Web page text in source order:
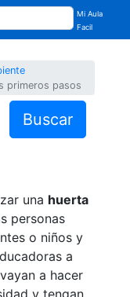
Mi Aula
Facil
primeros pasos
Buscar
una huerta
personas
o niños y
a
a hacer
y tengan